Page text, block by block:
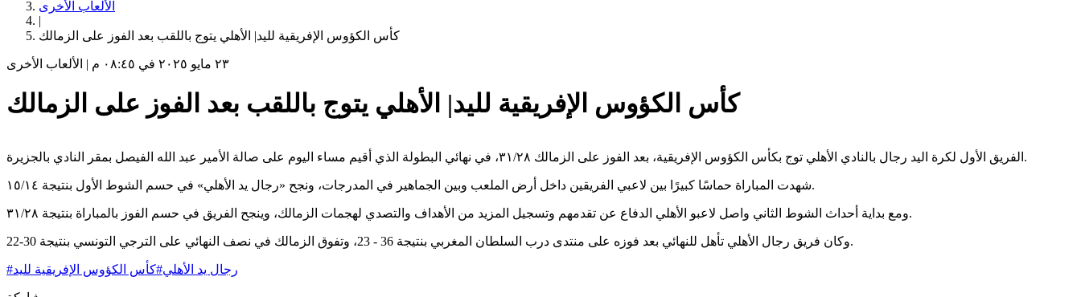
الألعاب الأخرى
|
كأس الكؤوس الإفريقية لليد| الأهلي يتوج باللقب بعد الفوز على الزمالك
٢٣ مايو ٢٠٢٥ في ٠٨:٤٥ م | الألعاب الأخرى
كأس الكؤوس الإفريقية لليد| الأهلي يتوج باللقب بعد الفوز على الزمالك
الفريق الأول لكرة اليد رجال بالنادي الأهلي توج بكأس الكؤوس الإفريقية، بعد الفوز على الزمالك ٣١/٢٨، في نهائي البطولة الذي أقيم مساء اليوم على صالة الأمير عبد الله الفيصل بمقر النادي بالجزيرة.
شهدت المباراة حماسًا كبيرًا بين لاعبي الفريقين داخل أرض الملعب وبين الجماهير في المدرجات، ونجح «رجال يد الأهلي» في حسم الشوط الأول بنتيجة ١٥/١٤.
ومع بداية أحداث الشوط الثاني واصل لاعبو الأهلي الدفاع عن تقدمهم وتسجيل المزيد من الأهداف والتصدي لهجمات الزمالك، وينجح الفريق في حسم الفوز بالمباراة بنتيجة ٣١/٢٨.
وكان فريق رجال الأهلي تأهل للنهائي بعد فوزه على منتدى درب السلطان المغربي بنتيجة 36 - 23، وتفوق الزمالك في نصف النهائي على الترجي التونسي بنتيجة 30-22.
# رجال يد الأهلي#كأس الكؤوس الإفريقية لليد